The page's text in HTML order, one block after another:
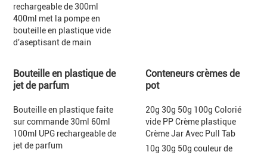
rechargeable de 300ml
400ml met la pompe en
bouteille en plastique vide
d'aseptisant de main
Bouteille en plastique de
jet de parfum
Bouteille en plastique faite
sur commande 30ml 60ml
100ml UPG rechargeable de
jet de parfum
Conteneurs crèmes de
pot
20g 30g 50g 100g Colorié
vide PP Crème plastique
Crème Jar Avec Pull Tab
10g 30g 50g couleur de